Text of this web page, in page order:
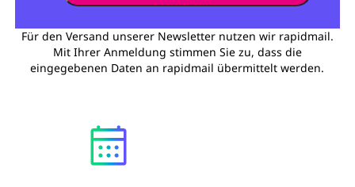
Für den Versand unserer Newsletter nutzen wir rapidmail.
Mit Ihrer Anmeldung stimmen Sie zu, dass die
eingegebenen Daten an rapidmail übermittelt werden.